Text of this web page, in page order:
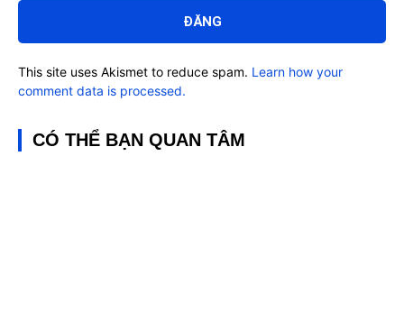
luận:
This site uses Akismet to reduce spam. Learn how your
comment data is processed.
CÓ THỂ BẠN QUAN TÂM